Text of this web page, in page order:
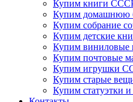
Купим книги
Купим домашнюю
Купим собрание
Купим детские
Купим виниловые
Купим почтовые
Купим игрушки
Купим старые
Купим статуэтки